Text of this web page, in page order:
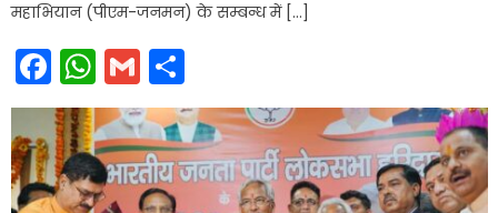
महाभियान (पीएम-जनमन) के सम्बन्ध में […]
Facebook
WhatsApp
Gmail